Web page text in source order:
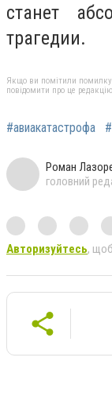
станет
трагедии.
Якщо ви помітили помилку,
повідомити про це редакцію
#авиакатастрофа
Роман
головний
Авторизуйтесь,